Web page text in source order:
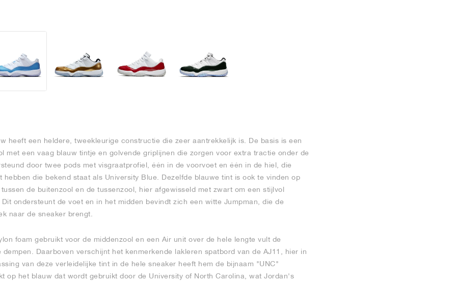
heeft een heldere, tweekleurige constructie die zeer aantrekkelijk is. De basis is een
met een vaag blauw tintje en golvende griplijnen die zorgen voor extra tractie onder de
door twee pods met visgraatprofiel, één in de voorvoet en één in de hiel, die
hebben die bekend staat als University Blue. Dezelfde blauwe tint is ook te vinden op
de buitenzool en de tussenzool, hier afgewisseld met zwart om een stijlvol
ondersteunt de voet en in het midden bevindt zich een witte Jumpman, die de
naar de sneaker brengt.
foam gebruikt voor de middenzool en een Air unit over de hele lengte vult de
dempen. Daarboven verschijnt het kenmerkende lakleren spatbord van de AJ11, hier in
van deze verleidelijke tint in de hele sneaker heeft hem de bijnaam "UNC"
op het blauw dat wordt gebruikt door de University of North Carolina, wat Jordan's